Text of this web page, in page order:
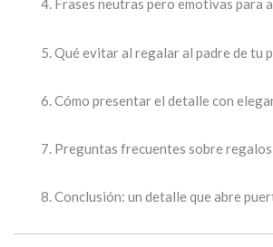
Frases neutras pero emotivas para
Qué evitar al regalar al padre de tu
Cómo presentar el detalle con
Preguntas frecuentes sobre
Conclusión: un detalle que abre